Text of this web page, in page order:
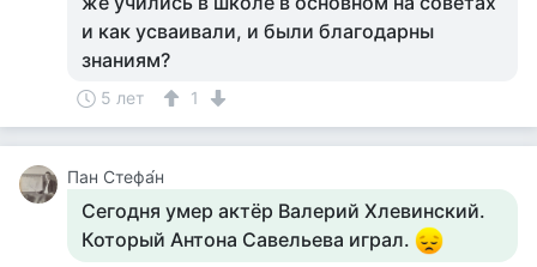
и как усваивали, и были благодарны
знаниям?
5 лет 1
Пан Стефа́н
Сегодня умер актёр Валерий Хлевинский.
Который Антона Савельева играл.